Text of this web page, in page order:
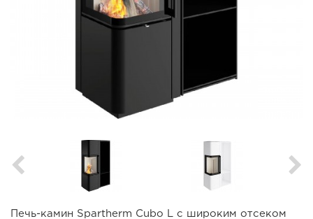
Печь-камин Spartherm Cubo L с широким отсеком